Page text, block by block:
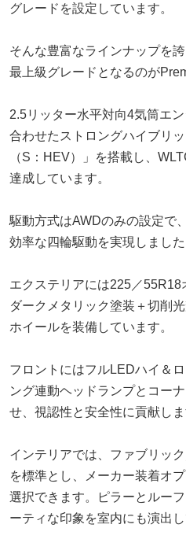
グレードを設定しています。
そんな豊富なラインナップを
最上級グレードとなるのが
2.5リッター水平対向4気筒エ
合わせたストロングハイブリ
（S：HEV）」を搭載し、
達成しています。
駆動方式はAWDのみの設定で
効率な四輪駆動を実現しました
エクステリアには225／55R18
ダークメタリック塗装＋切削
ホイールを装備しています。
フロントにはフルLEDハイ＆
ング連動ヘッドランプとコー
せ、視認性と安全性に貢献しま
インテリアでは、ファブリッ
を標準とし、メーカー装着オ
選択できます。ピラーとルー
ーティな印象を室内にも演出し